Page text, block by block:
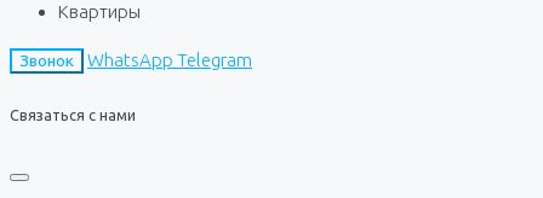
Квартиры
Звонок WhatsApp Telegram
Связаться с нами